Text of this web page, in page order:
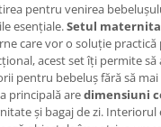
pentru venirea
esențiale.Setul
care vor o soluție
acest set îți permite
pentru bebeluș fără să
principală aredimensiuni
și bagaj de zi.